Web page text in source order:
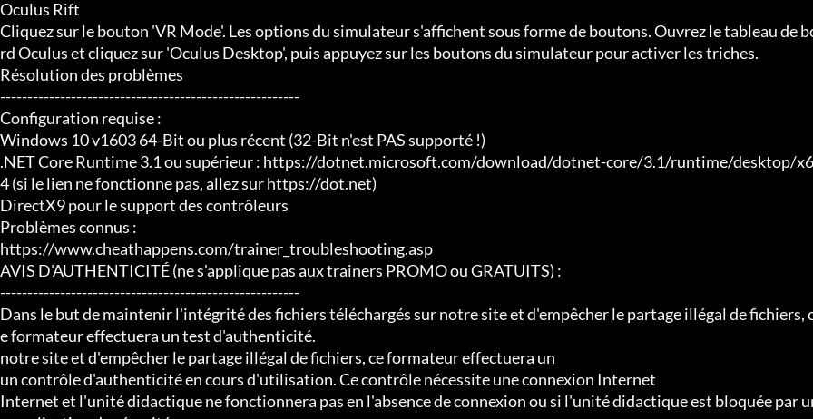
Oculus Rift
Cliquez sur le bouton 'VR Mode'. Les options du simulateur s'affichent sous forme de boutons. Ouvrez le tableau de
rd Oculus et cliquez sur 'Oculus Desktop', puis appuyez sur les boutons du simulateur pour activer les triches.
Résolution des problèmes
-------------------------------------------------------
Configuration requise :
Windows 10 v1603 64-Bit ou plus récent (32-Bit n'est PAS supporté !)
.NET Core Runtime 3.1 ou supérieur : https://dotnet.microsoft.com/download/dotnet-core/3.1/runtime/desktop/x6
4 (si le lien ne fonctionne pas, allez sur https://dot.net)
DirectX9 pour le support des contrôleurs
Problèmes connus :
https://www.cheathappens.com/trainer_troubleshooting.asp
AVIS D'AUTHENTICITÉ (ne s'applique pas aux trainers PROMO ou GRATUITS) :
-------------------------------------------------------
Dans le but de maintenir l'intégrité des fichiers téléchargés sur notre site et d'empêcher le partage illégal de fichiers,
e formateur effectuera un test d'authenticité.
notre site et d'empêcher le partage illégal de fichiers, ce formateur effectuera un
un contrôle d'authenticité en cours d'utilisation. Ce contrôle nécessite une connexion Internet
Internet et l'unité didactique ne fonctionnera pas en l'absence de connexion ou si l'unité didactique est bloquée par